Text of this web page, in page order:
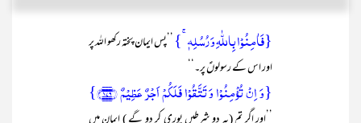
{فَاٰمِنُوۡا بِاللّٰہِ وَ رُسُلِہٖ ۚ} ’’پس ایمان پختہ رکھو اللہ پر
اور اس کے رسولوںؑ پر۔‘‘
{وَ اِنۡ تُؤۡمِنُوۡا وَ تَتَّقُوۡا فَلَکُمۡ اَجۡرٌ عَظِیۡمٌ ﴿۱۷۹﴾}